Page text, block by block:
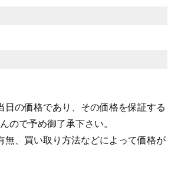
日の価格であり、その価格を保証する
ので予め御了承下さい。
無、買い取り方法などによって価格が